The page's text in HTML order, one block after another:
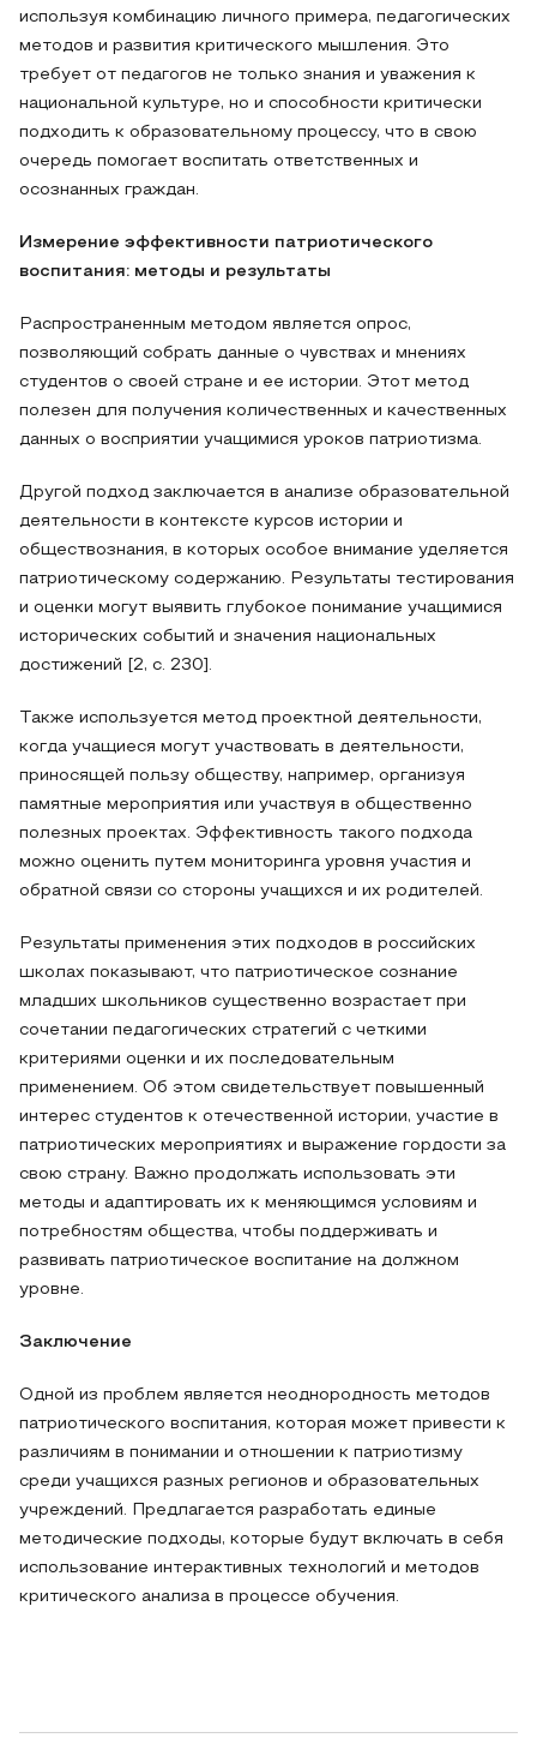
используя комбинацию личного примера, педагогических
методов и развития критического мышления. Это
требует от педагогов не только знания и уважения к
национальной культуре, но и способности критически
подходить к образовательному процессу, что в свою
очередь помогает воспитать ответственных и
осознанных граждан.
Измерение эффективности патриотического
воспитания: методы и результаты
Распространенным методом является опрос,
позволяющий собрать данные о чувствах и мнениях
студентов о своей стране и ее истории. Этот метод
полезен для получения количественных и качественных
данных о восприятии учащимися уроков патриотизма.
Другой подход заключается в анализе образовательной
деятельности в контексте курсов истории и
обществознания, в которых особое внимание уделяется
патриотическому содержанию. Результаты тестирования
и оценки могут выявить глубокое понимание учащимися
исторических событий и значения национальных
достижений [2, c. 230].
Также используется метод проектной деятельности,
когда учащиеся могут участвовать в деятельности,
приносящей пользу обществу, например, организуя
памятные мероприятия или участвуя в общественно
полезных проектах. Эффективность такого подхода
можно оценить путем мониторинга уровня участия и
обратной связи со стороны учащихся и их родителей.
Результаты применения этих подходов в российских
школах показывают, что патриотическое сознание
младших школьников существенно возрастает при
сочетании педагогических стратегий с четкими
критериями оценки и их последовательным
применением. Об этом свидетельствует повышенный
интерес студентов к отечественной истории, участие в
патриотических мероприятиях и выражение гордости за
свою страну. Важно продолжать использовать эти
методы и адаптировать их к меняющимся условиям и
потребностям общества, чтобы поддерживать и
развивать патриотическое воспитание на должном
уровне.
Заключение
Одной из проблем является неоднородность методов
патриотического воспитания, которая может привести к
различиям в понимании и отношении к патриотизму
среди учащихся разных регионов и образовательных
учреждений. Предлагается разработать единые
методические подходы, которые будут включать в себя
использование интерактивных технологий и методов
критического анализа в процессе обучения.